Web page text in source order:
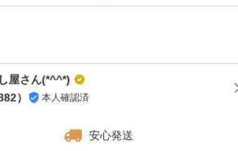
で脂肪燃焼を助けること、また、健康的な
整えることが期待できます。ただし、高カ
～30g程度の適量を守ることが重要です。
屋さん(*^^*)
） 本人確認済
安心発送